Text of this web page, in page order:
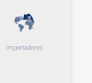
Importadores